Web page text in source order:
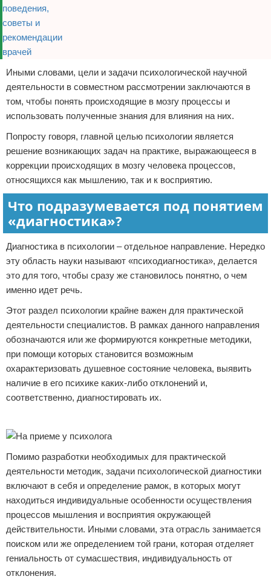
Иными словами, цели и задачи психологической научной
деятельности в совместном рассмотрении заключаются в
том, чтобы понять происходящие в мозгу процессы и
использовать полученные знания для влияния на них.
Попросту говоря, главной целью психологии является
решение возникающих задач на практике, выражающееся в
коррекции происходящих в мозгу человека процессов,
относящихся как мышлению, так и к восприятию.
Что подразумевается под понятием
«диагностика»?
Диагностика в психологии – отдельное направление. Нередко
эту область науки называют «психодиагностика», делается
это для того, чтобы сразу же становилось понятно, о чем
именно идет речь.
Этот раздел психологии крайне важен для практической
деятельности специалистов. В рамках данного направления
обозначаются или же формируются конкретные методики,
при помощи которых становится возможным
охарактеризовать душевное состояние человека, выявить
наличие в его психике каких-либо отклонений и,
соответственно, диагностировать их.
Помимо разработки необходимых для практической
деятельности методик, задачи психологической диагностики
включают в себя и определение рамок, в которых могут
находиться индивидуальные особенности осуществления
процессов мышления и восприятия окружающей
действительности. Иными словами, эта отрасль занимается
поиском или же определением той грани, которая отделяет
гениальность от сумасшествия, индивидуальность от
отклонения.